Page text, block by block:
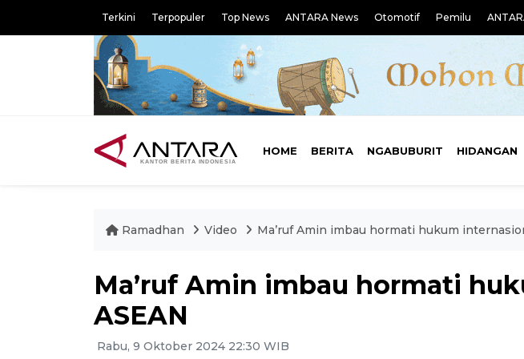
Terkini Terpopuler Top News ANTARA News Otomotif Pemilu
HOME BERITA NGABUBURIT HIDANGAN
Ramadhan Video Ma’ruf Amin imbau hormati hukum
Ma’ruf Amin imbau hormati
ASEAN
Rabu, 9 Oktober 2024 22:30 WIB